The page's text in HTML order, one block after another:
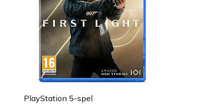
PlayStation 5-spel